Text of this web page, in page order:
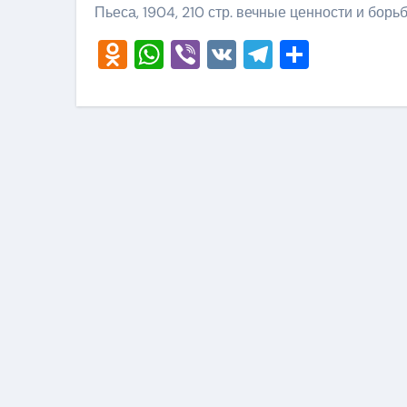
Пьеса, 1904, 210 стр. вечные ценности и
Odnoklassniki
WhatsApp
Viber
VKTelegram